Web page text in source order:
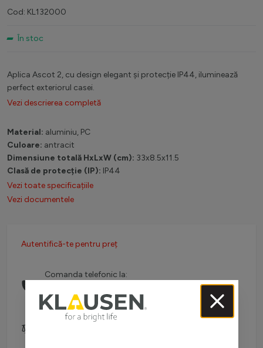
Cod: KL132000
În stoc
Aplica Ascot 2, cu design elegant și protecție IP44, iluminează
perfect exteriorul casei.
Vezi descrierea completă
Material: aluminiu, PC
Culoare: antracit
Dimensiune totală HxLxW (cm): 33x8.5x11.5
Clasă de protecție (IP): IP44
Vezi toate specificațiile
Vezi documentele
Autentifică-te pentru preț
Comanda telefonic la:
(L-V: 08:30-16:00)